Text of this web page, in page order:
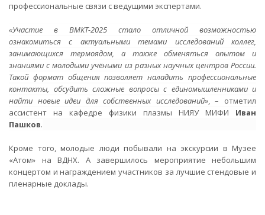
профессиональные связи с ведущими экспертами.
«Участие в ВМКТ-2025 стало отличной возможностью
ознакомиться с актуальными темами исследований коллег,
занимающихся термоядом, а также обменяться опытом и
знаниями с молодыми учёными из разных научных центров России.
Такой формат общения позволяет наладить профессиональные
контакты, обсудить сложные вопросы с единомышленниками и
найти новые идеи для собственных исследований», – отметил
ассистент на кафедре физики плазмы НИЯУ МИФИ Иван
Пашков.
Кроме того, молодые люди побывали на экскурсии в Музее
«Атом» на ВДНХ. А завершилось мероприятие небольшим
концертом и награждением участников за лучшие стендовые и
пленарные доклады.